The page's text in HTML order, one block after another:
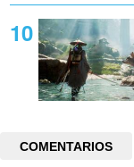
COMENTARIOS